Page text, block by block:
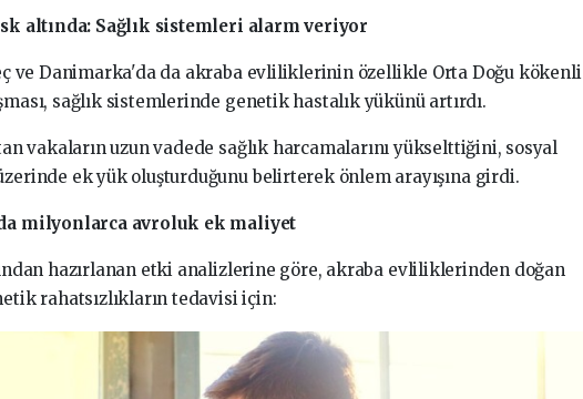
altında: Sağlık sistemleri alarm veriyor
ve Danimarka'da da akraba evliliklerinin özellikle Orta Doğu kökenli
sağlık sistemlerinde genetik hastalık yükünü artırdı.
vakaların uzun vadede sağlık harcamalarını yükselttiğini, sosyal
ek yük oluşturduğunu belirterek önlem arayışına girdi.
milyonlarca avroluk ek maliyet
hazırlanan etki analizlerine göre, akraba evliliklerinden doğan
rahatsızlıkların tedavisi için: